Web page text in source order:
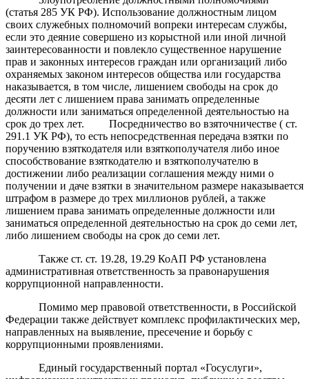
(статья 285 УК РФ). Использование должностным лицом
своих служебных полномочий вопреки интересам службы,
если это деяние совершено из корыстной или иной личной
заинтересованности и повлекло существенное нарушение
прав и законных интересов граждан или организаций либо
охраняемых законом интересов общества или государства
наказывается, в том числе, лишением свободы на срок до
десяти лет с лишением права занимать определенные
должности или заниматься определенной деятельностью на
срок до трех лет. Посредничество во взяточничестве ( ст.
291.1 УК РФ), то есть непосредственная передача взятки по
поручению взяткодателя или взяткополучателя либо иное
способствование взяткодателю и взяткополучателю в
достижении либо реализации соглашения между ними о
получении и даче взятки в значительном размере наказывается
штрафом в размере до трех миллионов рублей, а также
лишением права занимать определенные должности или
заниматься определенной деятельностью на срок до семи лет,
либо лишением свободы на срок до семи лет.
Также ст. ст. 19.28, 19.29 КоАП РФ установлена
административная ответственность за правонарушения
коррупционной направленности.
Помимо мер правовой ответственности, в Российской
Федерации также действует комплекс профилактических мер,
направленных на выявление, пресечение и борьбу с
коррупционными проявлениями.
Единый государственный портал «Госуслуги»,